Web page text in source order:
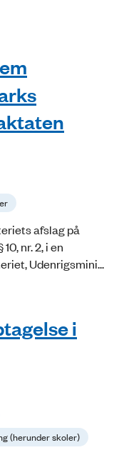
afslag på
nr. 2, i en
Udenrigsmini...
i
(herunder skoler)